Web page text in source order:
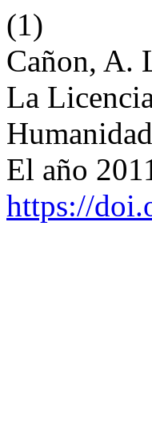
(1)
Cañon, A.
La
El año
https://